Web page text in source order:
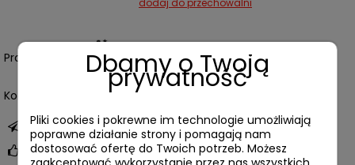
Producent:
Kod produktu: 07379
zapytaj o produkt
poleć znajomemu
Dbamy o Twoją
prywatność
Pliki cookies i pokrewne im technologie umożliwiają
poprawne działanie strony i pomagają nam
dostosować ofertę do Twoich potrzeb. Możesz